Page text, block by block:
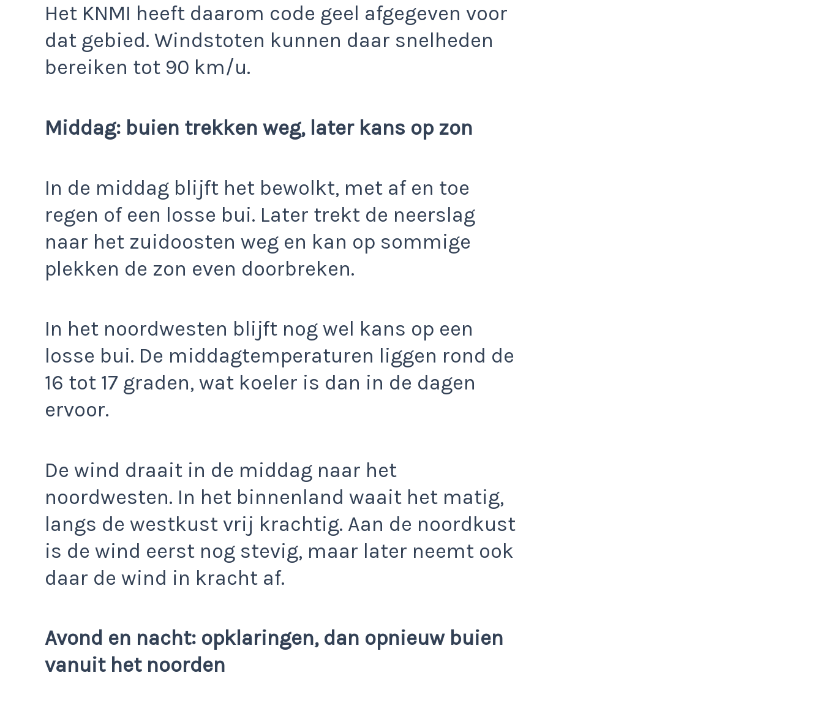
Het KNMI heeft daarom code geel afgegeven voor
dat gebied. Windstoten kunnen daar snelheden
bereiken tot 90 km/u.
Middag: buien trekken weg, later kans op zon
In de middag blijft het bewolkt, met af en toe
regen of een losse bui. Later trekt de neerslag
naar het zuidoosten weg en kan op sommige
plekken de zon even doorbreken.
In het noordwesten blijft nog wel kans op een
losse bui. De middagtemperaturen liggen rond de
16 tot 17 graden, wat koeler is dan in de dagen
ervoor.
De wind draait in de middag naar het
noordwesten. In het binnenland waait het matig,
langs de westkust vrij krachtig. Aan de noordkust
is de wind eerst nog stevig, maar later neemt ook
daar de wind in kracht af.
Avond en nacht: opklaringen, dan opnieuw buien
vanuit het noorden